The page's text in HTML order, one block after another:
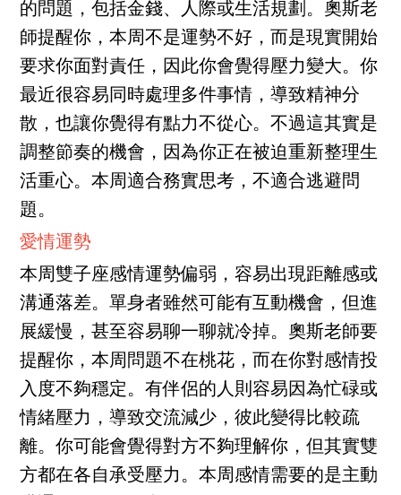
的問題，包括金錢、人際或生活規劃。奧斯老
師提醒你，本周不是運勢不好，而是現實開始
要求你面對責任，因此你會覺得壓力變大。你
最近很容易同時處理多件事情，導致精神分
散，也讓你覺得有點力不從心。不過這其實是
調整節奏的機會，因為你正在被迫重新整理生
活重心。本周適合務實思考，不適合逃避問
題。
愛情運勢
本周雙子座感情運勢偏弱，容易出現距離感或
溝通落差。單身者雖然可能有互動機會，但進
展緩慢，甚至容易聊一聊就冷掉。奧斯老師要
提醒你，本周問題不在桃花，而在你對感情投
入度不夠穩定。有伴侶的人則容易因為忙碌或
情緒壓力，導致交流減少，彼此變得比較疏
離。你可能會覺得對方不夠理解你，但其實雙
方都在各自承受壓力。本周感情需要的是主動